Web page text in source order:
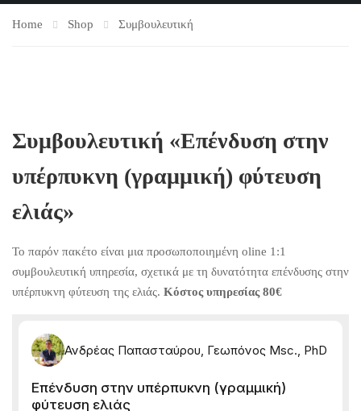
Home Shop Συμβουλευτική
Συμβουλευτική «Επένδυση στην
υπέρπυκνη (γραμμική) φύτευση
ελιάς»
Το παρόν πακέτο είναι μια προσωποποιημένη oline 1:1
συμβουλευτική υπηρεσία, σχετικά με τη δυνατότητα επένδυσης στην
υπέρπυκνη φύτευση της ελιάς. Κόστος υπηρεσίας 80€